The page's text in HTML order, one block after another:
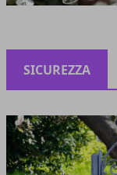
SICUREZZA